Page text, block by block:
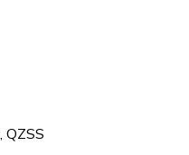
QZSS